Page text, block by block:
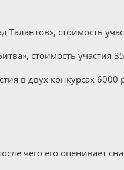
Талантов», стоимость
стоимость участия
в двух конкурсах 6000
чего его оценивает